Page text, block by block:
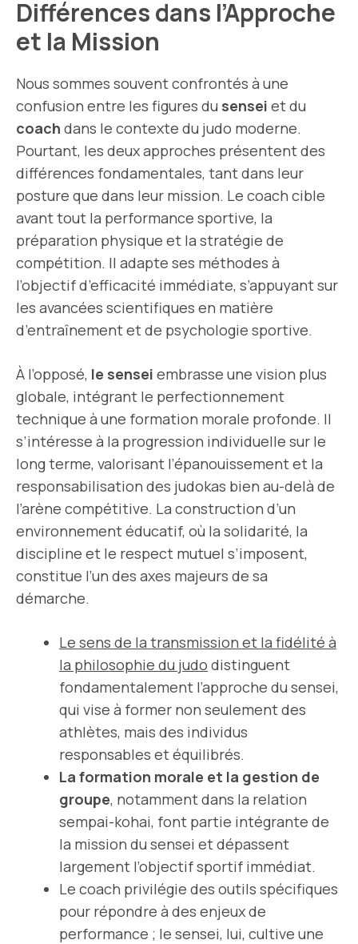
Différences dans l’Approche
et la Mission
Nous sommes souvent confrontés à une
confusion entre les figures du sensei et du
coach dans le contexte du judo moderne.
Pourtant, les deux approches présentent des
différences fondamentales, tant dans leur
posture que dans leur mission. Le coach cible
avant tout la performance sportive, la
préparation physique et la stratégie de
compétition. Il adapte ses méthodes à
l’objectif d’efficacité immédiate, s’appuyant sur
les avancées scientifiques en matière
d’entraînement et de psychologie sportive.
À l’opposé, le sensei embrasse une vision plus
globale, intégrant le perfectionnement
technique à une formation morale profonde. Il
s’intéresse à la progression individuelle sur le
long terme, valorisant l’épanouissement et la
responsabilisation des judokas bien au-delà de
l’arène compétitive. La construction d’un
environnement éducatif, où la solidarité, la
discipline et le respect mutuel s’imposent,
constitue l’un des axes majeurs de sa
démarche.
Le sens de la transmission et la fidélité à
la philosophie du judo distinguent
fondamentalement l’approche du sensei,
qui vise à former non seulement des
athlètes, mais des individus
responsables et équilibrés.
La formation morale et la gestion de
groupe, notamment dans la relation
sempai-kohai, font partie intégrante de
la mission du sensei et dépassent
largement l’objectif sportif immédiat.
Le coach privilégie des outils spécifiques
pour répondre à des enjeux de
performance ; le sensei, lui, cultive une